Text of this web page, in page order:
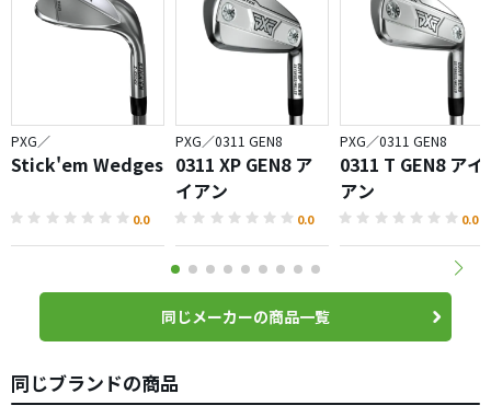
PXG／
Stick'em Wedges
0.0
PXG／0311 GEN8
0311 XP GEN8 ア
イアン
0.0
PXG／0311 GEN8
0311 T GEN8 アイ
アン
0.0
同じメーカーの商品一覧
同じブランドの商品